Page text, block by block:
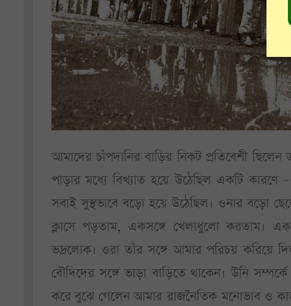
আমাদের চাঁপদানির বাড়ির নিকট প্রতিবেশী
পাড়ার মধ্যে বিখ্যাত হয়ে উঠেছিল একটি কারণে –
সবাই সুস্থভাবে বড়ো হয়ে উঠেছিল। ওনার বড়ো
ক্লাসে পড়তাম, একসঙ্গে খেলাধুলো করতাম।
ভদ্রলোক। ওরা তাঁর সঙ্গে আমার পরিচয় করিয়ে
বৌদিদের সঙ্গে ভাড়া বাড়িতে থাকেন। উনি
করে বুঝে গেলেন আমার রাজনৈতিক মনোভাব ও